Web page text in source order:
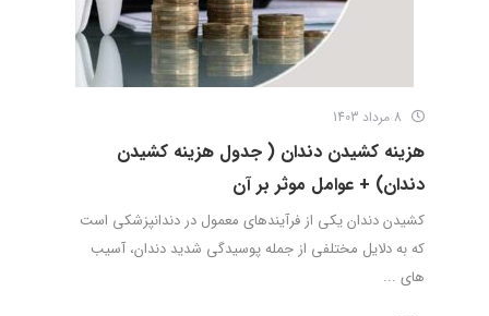
هزینه کشیدن دندان ( جدول هزینه کشیدن
دندان) + عوامل موثر بر آن
کشیدن دندان یکی از فرآیندهای معمول در دندانپزشکی است
که به دلایل مختلفی از جمله پوسیدگی شدید دندان، آسیب
های ...